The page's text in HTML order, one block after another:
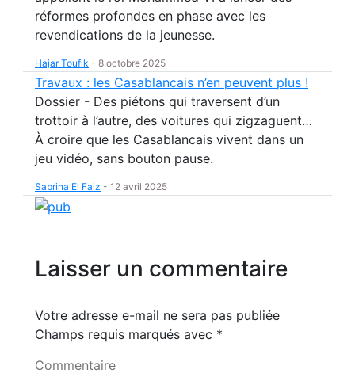
réformes profondes en phase avec les
revendications de la jeunesse.
Hajar Toufik - 8 octobre 2025
Travaux : les Casablancais n’en peuvent plus !
Dossier - Des piétons qui traversent d’un
trottoir à l’autre, des voitures qui zigzaguent…
À croire que les Casablancais vivent dans un
jeu vidéo, sans bouton pause.
Sabrina El Faiz - 12 avril 2025
Laisser un commentaire
Votre adresse e-mail ne sera pas publiée
Champs requis marqués avec *
Commentaire